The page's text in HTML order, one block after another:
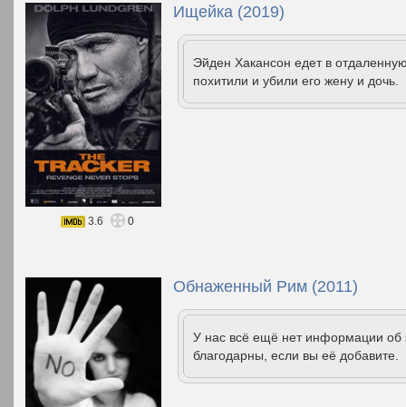
Ищейка (2019)
Эйден Хакансон едет в
похитили и убили его жену и дочь.
3.6 0
Обнаженный Рим (2011)
У нас всё ещё нет информации
благодарны, если вы её добавите.